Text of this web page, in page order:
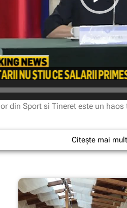
din Sport si Tineret este un
Citește mai mult